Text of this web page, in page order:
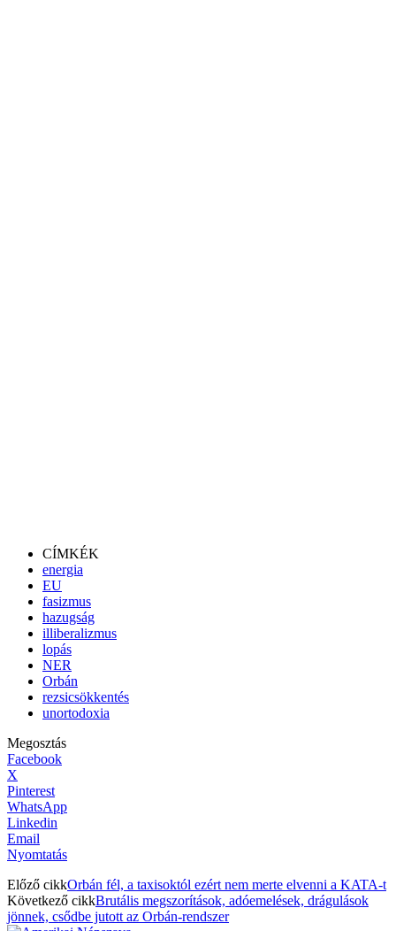
CÍMKÉK
energia
EU
fasizmus
hazugság
illiberalizmus
lopás
NER
Orbán
rezsicsökkentés
unortodoxia
Megosztás
Facebook
X
Pinterest
WhatsApp
Linkedin
Email
Nyomtatás
Előző cikkOrbán fél, a taxisoktól ezért nem merte elvenni a KATA-t
Következő cikkBrutális megszorítások, adóemelések, drágulások
jönnek, csődbe jutott az Orbán-rendszer